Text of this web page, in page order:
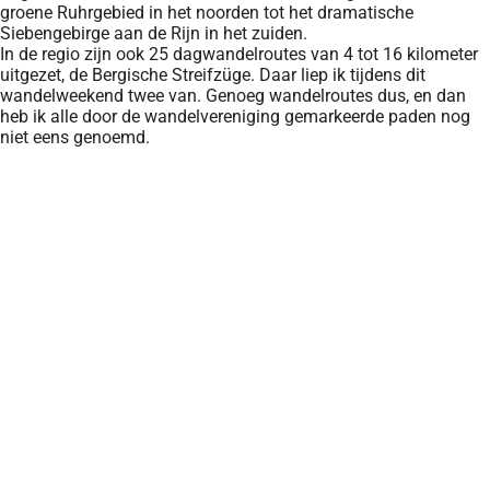
groene Ruhrgebied in het noorden tot het dramatische
Siebengebirge aan de Rijn in het zuiden.
In de regio zijn ook 25 dagwandelroutes van 4 tot 16 kilometer
uitgezet, de Bergische Streifzüge. Daar liep ik tijdens dit
wandelweekend twee van. Genoeg wandelroutes dus, en dan
heb ik alle door de wandelvereniging gemarkeerde paden nog
niet eens genoemd.